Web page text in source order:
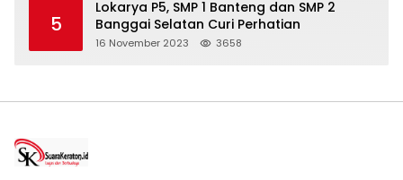
5
Lokarya P5, SMP 1 Banteng dan SMP 2
Banggai Selatan Curi Perhatian
16 November 2023 3658